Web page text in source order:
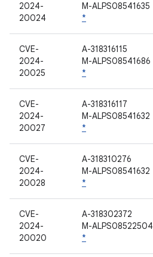
2024-
20024
M-ALPS08541635
*
CVE-
2024-
20025
A-318316115
M-ALPS08541686
*
CVE-
2024-
20027
A-318316117
M-ALPS08541632
*
CVE-
2024-
20028
A-318310276
M-ALPS08541632
*
CVE-
2024-
20020
A-318302372
M-ALPS08522504
*